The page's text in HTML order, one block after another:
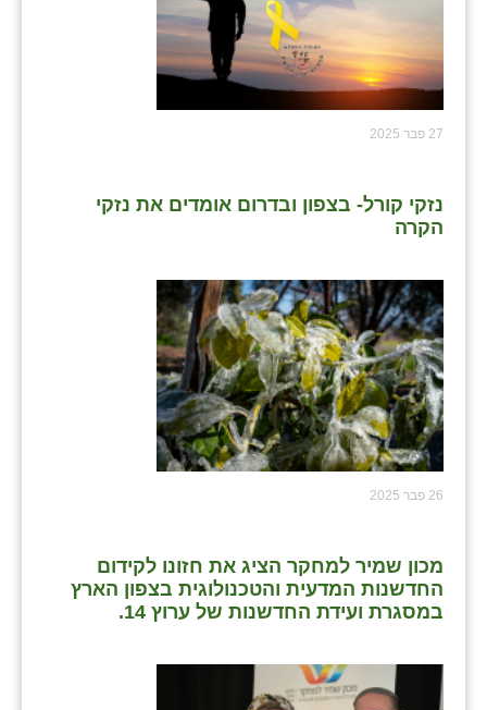
27 פבר 2025
נזקי קורל- בצפון ובדרום אומדים את נזקי
הקרה
26 פבר 2025
מכון שמיר למחקר הציג את חזונו לקידום
החדשנות המדעית והטכנולוגית בצפון הארץ
במסגרת ועידת החדשנות של ערוץ 14.